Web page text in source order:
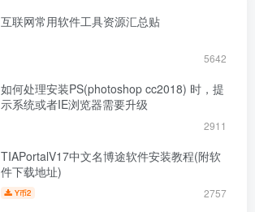
互联网常用软件工具资源汇总贴
5642
如何处理安装PS(photoshop cc2018) 时，提
示系统或者IE浏览器需要升级
2911
TIAPortalV17中文名博途软件安装教程(附软
件下载地址)
Y币2 2757